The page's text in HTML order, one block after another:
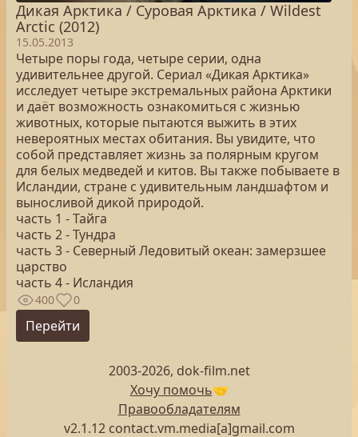
Дикая Арктика / Суровая Арктика / Wildest
Arctic (2012)
15.05.2013
Четыре поры года, четыре серии, одна
удивительнее другой. Сериал «Дикая Арктика»
исследует четыре экстремальных района Арктики
и даёт возможность ознакомиться с жизнью
животных, которые пытаются выжить в этих
невероятных местах обитания. Вы увидите, что
собой представляет жизнь за полярным кругом
для белых медведей и китов. Вы также побываете в
Исландии, стране с удивительным ландшафтом и
выносливой дикой природой.
часть 1 - Тайга
часть 2 - Тундра
часть 3 - Северный Ледовитый океан: замерзшее
царство
часть 4 - Исландия
400 0
Перейти
2003-2026, dok-film.net
Хочу помочь🤝
Правообладателям
v2.1.12 contact.vm.media[a]gmail.com